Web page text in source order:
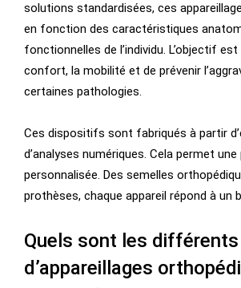
solutions standardisées, ces
en fonction des caractéristiques
fonctionnelles de l’individu. L’objectif est
confort, la mobilité et de prévenir
certaines pathologies.
Ces dispositifs sont fabriqués à partir
d’analyses numériques. Cela permet
personnalisée. Des semelles
prothèses, chaque appareil répond à un
Quels sont les
d’appareillages